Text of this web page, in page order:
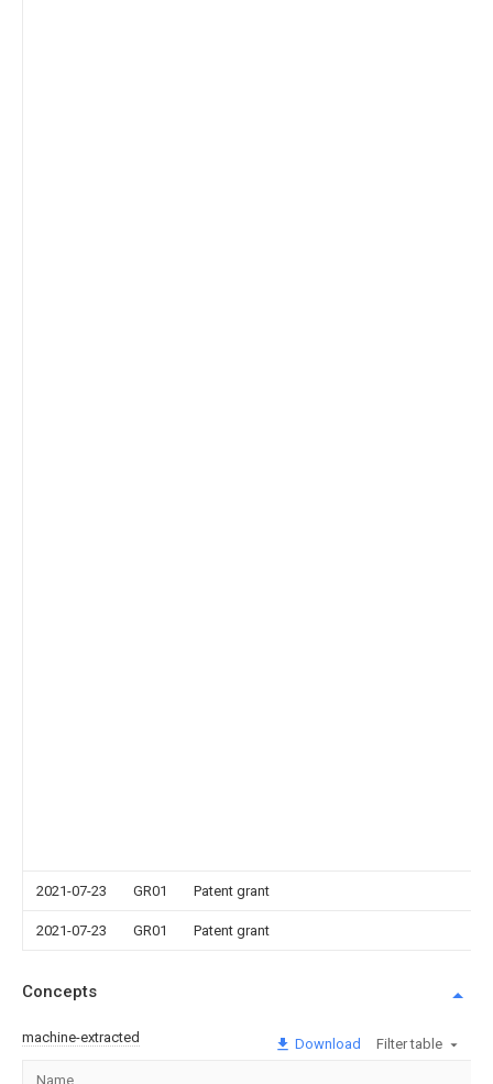
2021-07-23 GR01 Patent grant
2021-07-23 GR01 Patent grant
Concepts
machine-extracted Download Filter table
Name